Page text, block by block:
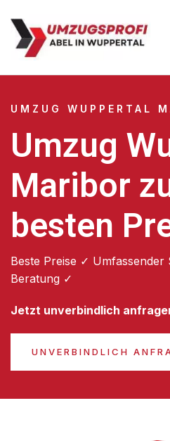
UMZUG WUPPERTAL
Umzug
Maribor
besten
Beste Preise ✓
Beratung ✓
Jetzt unverbindlich
UNVERBINDLICH